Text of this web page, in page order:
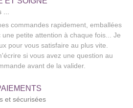
...
commandes rapidement, emballées
une petite attention à chaque fois... Je
pour vous satisfaire au plus vite.
si vous avez une question au
avant de la valider.
et sécurisées